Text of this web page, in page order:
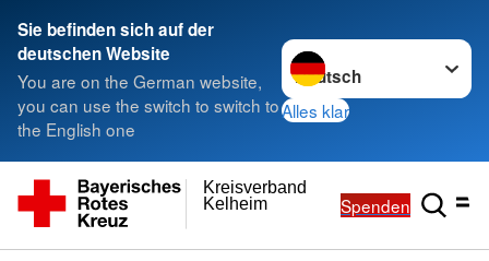
Sie befinden sich auf der
deutschen Website
You are on the German website,
you can use the switch to switch to
the English one
Sprache wechseln zu
Alles klar
Kelheim
Kreisverband
Spenden